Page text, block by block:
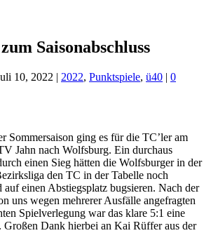
Saisonabschluss
10, 2022 | 2022, Punktspiele, ü40 | 0
Sommersaison ging es für die TC’ler am
Jahn nach Wolfsburg. Ein durchaus
einen Sieg hätten die Wolfsburger in der
den TC in der Tabelle noch
einen Abstiegsplatz bugsieren. Nach der
uns wegen mehrerer Ausfälle angefragten
Spielverlegung war das klare 5:1 eine
Großen Dank hierbei an Kai Rüffer aus der